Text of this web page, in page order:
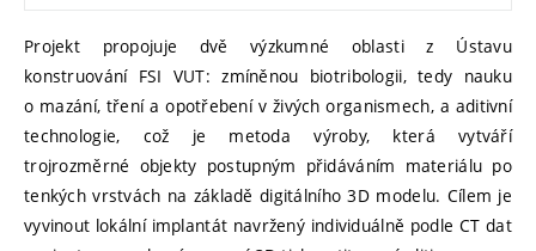
Projekt propojuje dvě výzkumné oblasti z Ústavu
konstruování FSI VUT: zmíněnou biotribologii, tedy nauku
o mazání, tření a opotřebení v živých organismech, a aditivní
technologie, což je metoda výroby, která vytváří
trojrozměrné objekty postupným přidáváním materiálu po
tenkých vrstvách na základě digitálního 3D modelu. Cílem je
vyvinout lokální implantát navržený individuálně podle CT dat